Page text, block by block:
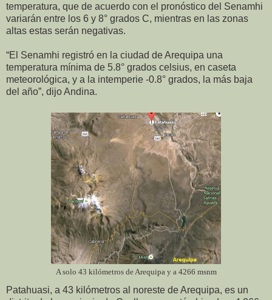
temperatura, que de acuerdo con el pronóstico del Senamhi
variarán entre los 6 y 8° grados C, mientras en las zonas
altas estas serán negativas.
“El Senamhi registró en la ciudad de Arequipa una
temperatura mínima de 5.8° grados celsius, en caseta
meteorológica, y a la intemperie -0.8° grados, la más baja
del año”, dijo Andina.
A solo 43 kilómetros de Arequipa y a 4266 msnm
Patahuasi, a 43 kilómetros al noreste de Arequipa, es un